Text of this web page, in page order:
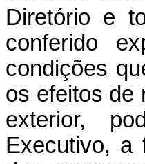
Diretório e
conferido
condições
os efeitos de
exterior,
Executivo, a